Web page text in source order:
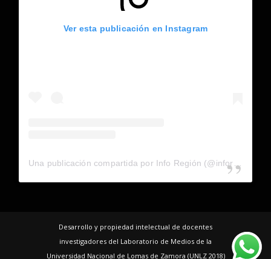
Ver esta publicación en Instagram
Una publicación compartida por Info Región (@inforegion_redes)
Desarrollo y propiedad intelectual de docentes
investigadores del Laboratorio de Medios de la
Universidad Nacional de Lomas de Zamora (UNLZ 2018)